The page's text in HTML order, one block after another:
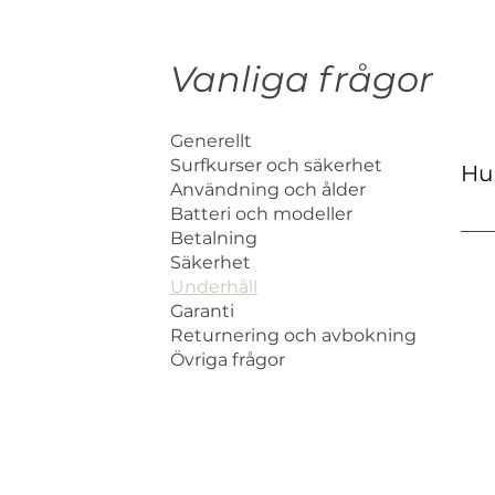
Vanliga frågor
Generellt
Surfkurser och säkerhet
Användning och ålder
Batteri och modeller
Betalning
Säkerhet
Underhåll
Garanti
Returnering och avbokning
Övriga frågor